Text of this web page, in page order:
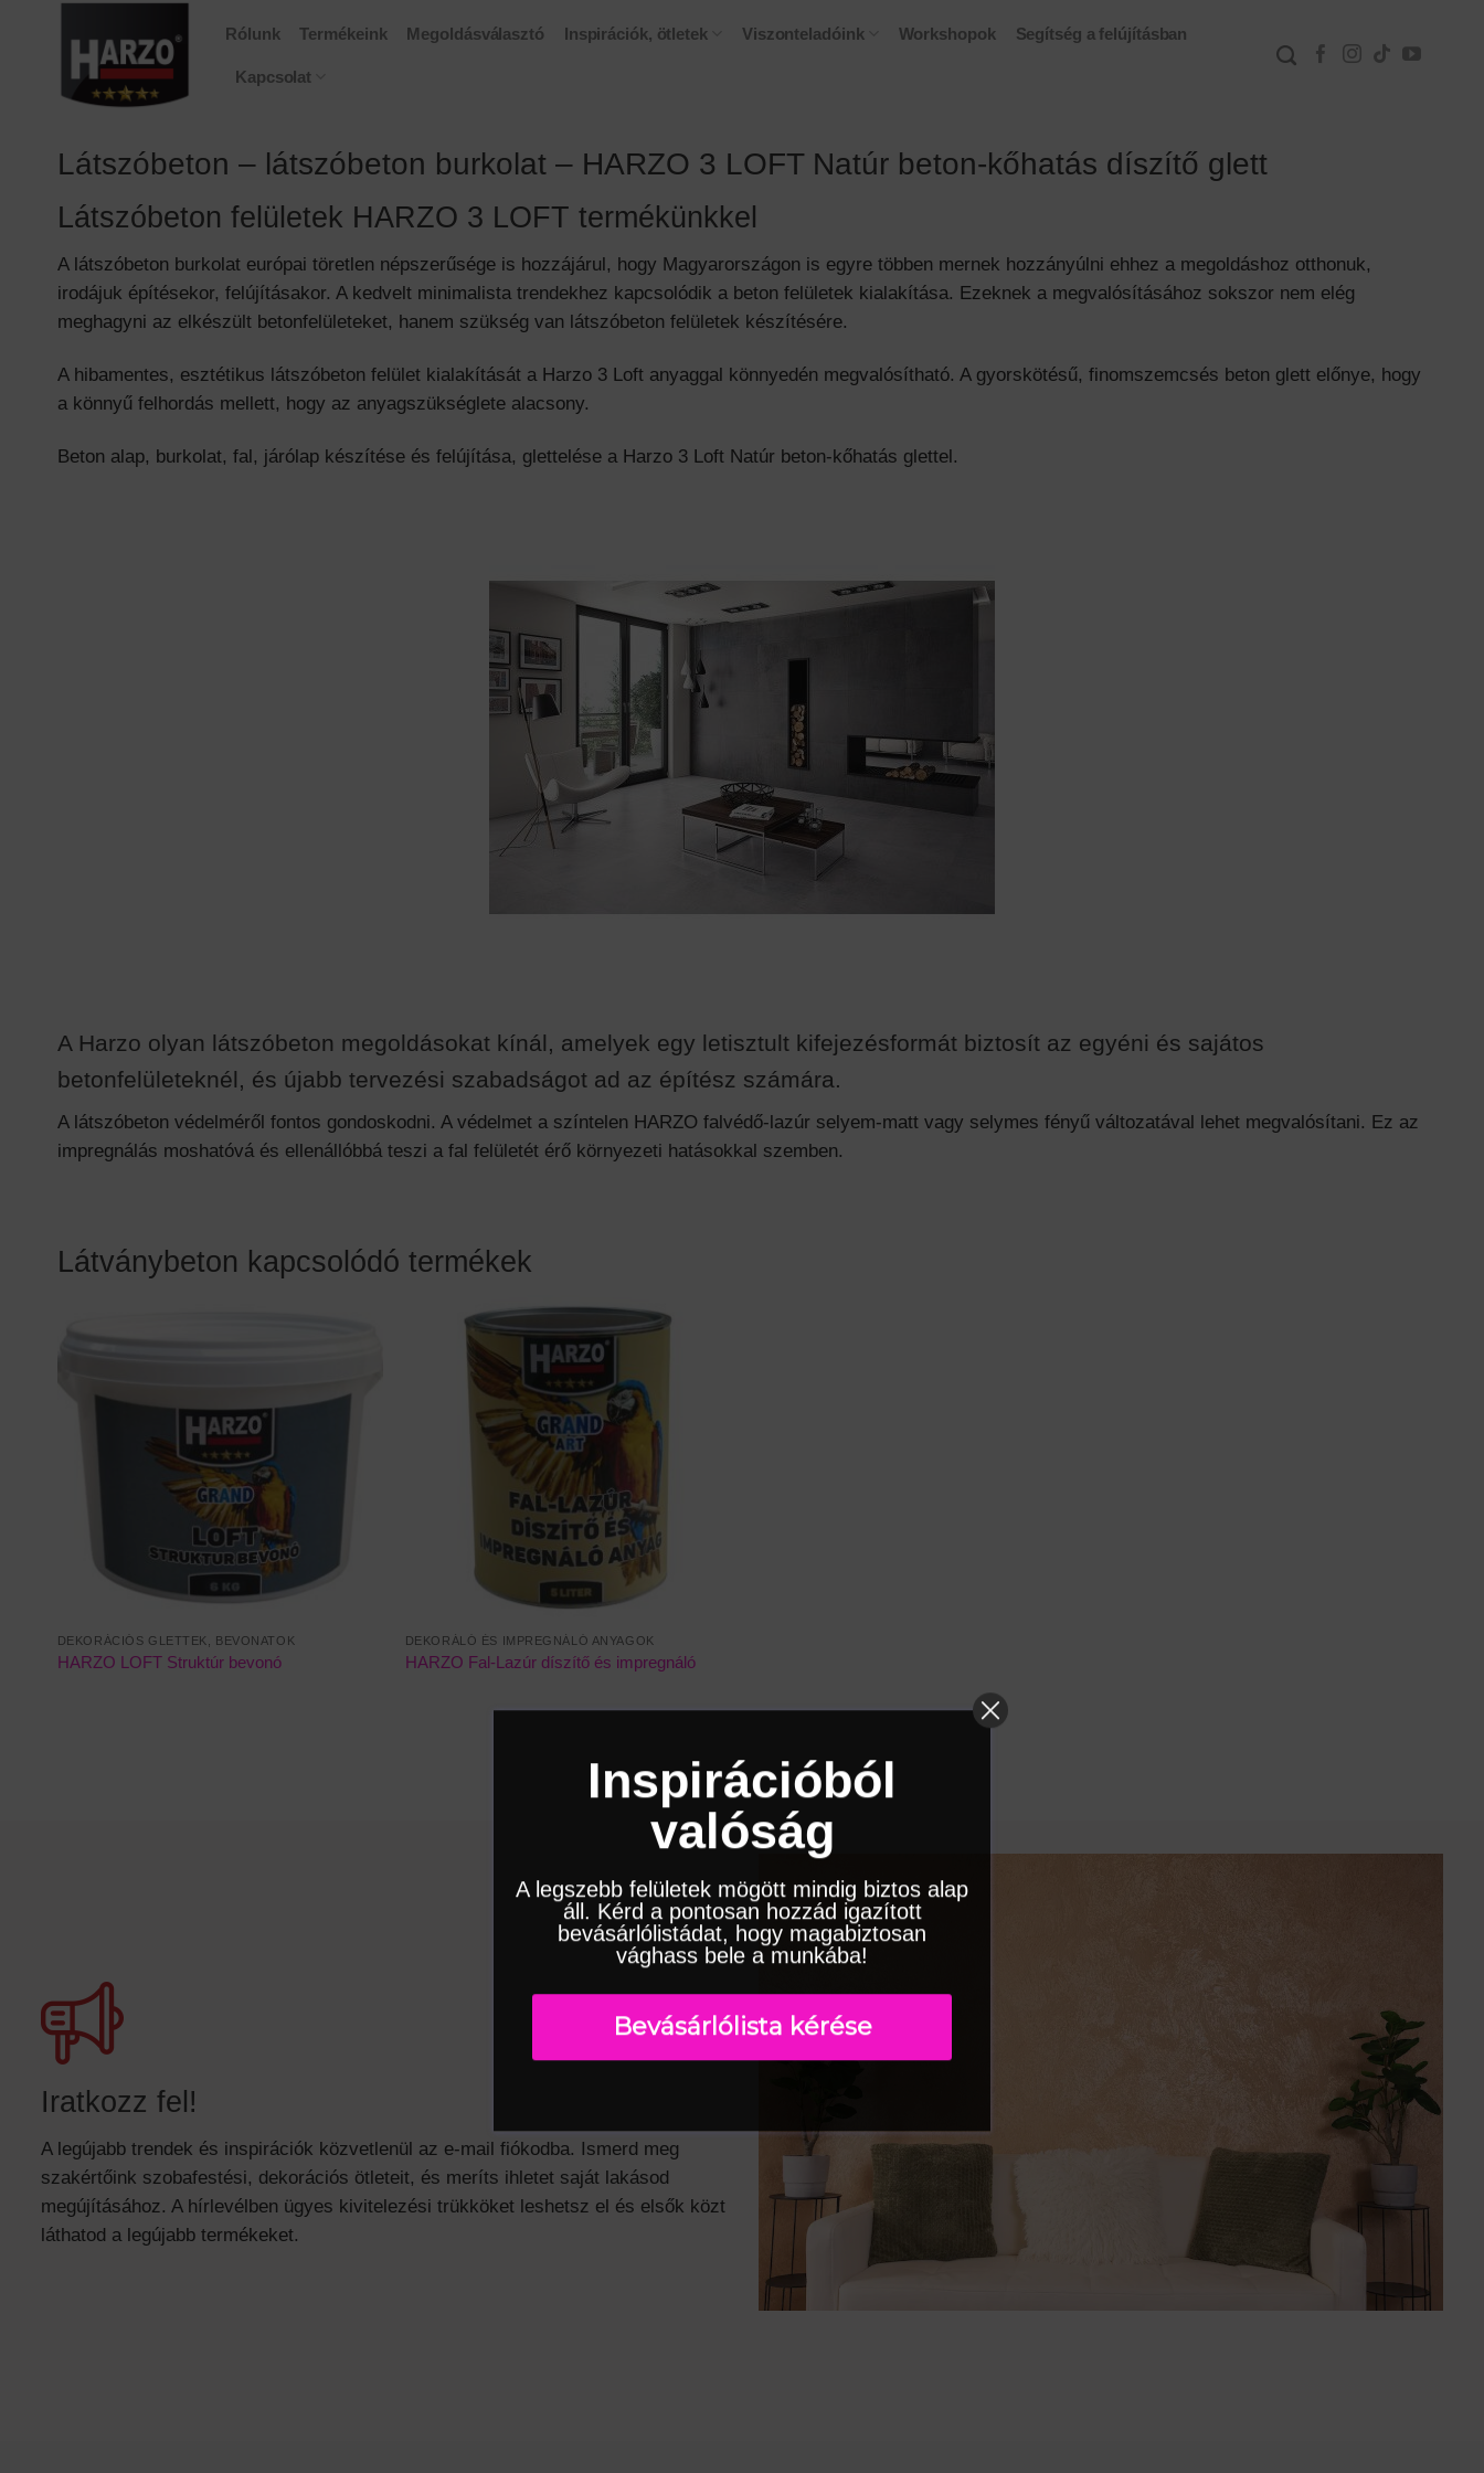
Rólunk Termékeink Megoldásválasztó Inspirációk, ötletek Viszonteladóink Workshopok Segítség a felújításban
Kapcsolat
Látszóbeton – látszóbeton burkolat – HARZO 3 LOFT Natúr beton-kőhatás díszítő glett
Látszóbeton felületek HARZO 3 LOFT termékünkkel
A látszóbeton burkolat európai töretlen népszerűsége is hozzájárul, hogy Magyarországon is egyre többen mernek hozzányúlni ehhez a megoldáshoz otthonuk,
irodájuk építésekor, felújításakor. A kedvelt minimalista trendekhez kapcsolódik a beton felületek kialakítása. Ezeknek a megvalósításához sokszor nem elég
meghagyni az elkészült betonfelületeket, hanem szükség van látszóbeton felületek készítésére.
A hibamentes, esztétikus látszóbeton felület kialakítását a Harzo 3 Loft anyaggal könnyedén megvalósítható. A gyorskötésű, finomszemcsés beton glett előnye, hogy
a könnyű felhordás mellett, hogy az anyagszükséglete alacsony.
Beton alap, burkolat, fal, járólap készítése és felújítása, glettelése a Harzo 3 Loft Natúr beton-kőhatás glettel.
A Harzo olyan látszóbeton megoldásokat kínál, amelyek egy letisztult kifejezésformát biztosít az egyéni és sajátos
betonfelületeknél, és újabb tervezési szabadságot ad az építész számára.
A látszóbeton védelméről fontos gondoskodni. A védelmet a színtelen HARZO falvédő-lazúr selyem-matt vagy selymes fényű változatával lehet megvalósítani. Ez az
impregnálás moshatóvá és ellenállóbbá teszi a fal felületét érő környezeti hatásokkal szemben.
Látványbeton kapcsolódó termékek
DEKORÁCIÓS GLETTEK, BEVONATOK
HARZO LOFT Struktúr bevonó
DEKORÁLÓ ÉS IMPREGNÁLÓ ANYAGOK
HARZO Fal-Lazúr díszítő és impregnáló
Iratkozz fel!
A legújabb trendek és inspirációk közvetlenül az e-mail fiókodba. Ismerd meg
szakértőink szobafestési, dekorációs ötleteit, és meríts ihletet saját lakásod
megújításához. A hírlevélben ügyes kivitelezési trükköket leshetsz el és elsők közt
láthatod a legújabb termékeket.
Inspirációból
valóság
A legszebb felületek mögött mindig biztos alap
áll. Kérd a pontosan hozzád igazított
bevásárlólistádat, hogy magabiztosan
vághass bele a munkába!
Bevásárlólista kérése